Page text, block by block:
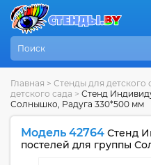
Главная > Стенды для детского
детского сада > Стенд
Солнышко, Радуга 330*500 мм
Модель 42764 Стенд
постелей для группы